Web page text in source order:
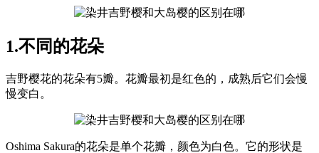
1.不同的花朵
吉野樱花的花朵有5瓣。花瓣最初是红色的，成熟后它们会慢
慢变白。
Oshima Sakura的花朵是单个花瓣，颜色为白色。它的形状是